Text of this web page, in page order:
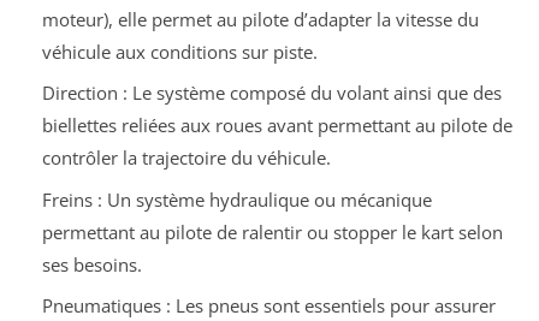
moteur), elle permet au pilote d’adapter la vitesse du
véhicule aux conditions sur piste.
Direction : Le système composé du volant ainsi que des
biellettes reliées aux roues avant permettant au pilote de
contrôler la trajectoire du véhicule.
Freins : Un système hydraulique ou mécanique
permettant au pilote de ralentir ou stopper le kart selon
ses besoins.
Pneumatiques : Les pneus sont essentiels pour assurer